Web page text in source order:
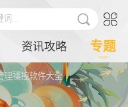
词...
资讯攻略 专题
理操控软件大全